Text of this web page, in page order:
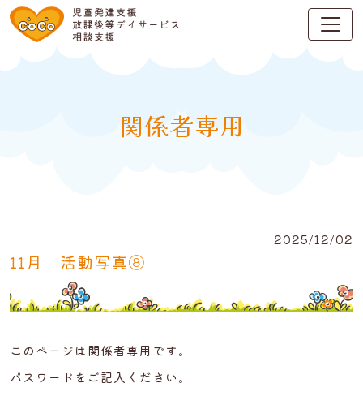
関係者専用
2025/12/02
11月 活動写真⑧
このページは関係者専用です。
パスワードをご記入ください。